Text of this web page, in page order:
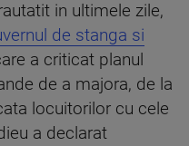
in ultimele zile,
de stanga si
a criticat planul
de a majora, de la
locuitorilor cu cele
a declarat